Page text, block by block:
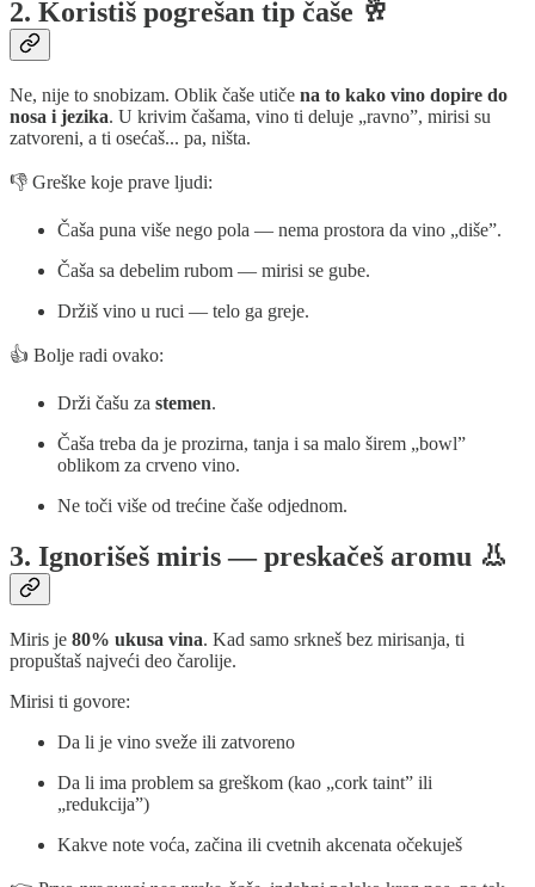
2. Koristiš pogrešan tip čaše 🥂
Ne, nije to snobizam. Oblik čaše utiče na to kako vino dopire do
nosa i jezika. U krivim čašama, vino ti deluje „ravno”, mirisi su
zatvoreni, a ti osećaš... pa, ništa.
👎 Greške koje prave ljudi:
Čaša puna više nego pola — nema prostora da vino „diše”.
Čaša sa debelim rubom — mirisi se gube.
Držiš vino u ruci — telo ga greje.
👍 Bolje radi ovako:
Drži čašu za stemen.
Čaša treba da je prozirna, tanja i sa malo širem „bowl”
oblikom za crveno vino.
Ne toči više od trećine čaše odjednom.
3. Ignorišeš miris — preskačeš aromu 👃
Miris je 80% ukusa vina. Kad samo srkneš bez mirisanja, ti
propuštaš najveći deo čarolije.
Mirisi ti govore:
Da li je vino sveže ili zatvoreno
Da li ima problem sa greškom (kao „cork taint” ili
„redukcija”)
Kakve note voća, začina ili cvetnih akcenata očekuješ